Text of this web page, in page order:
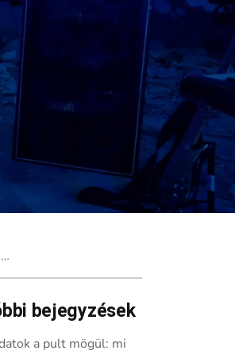
bejegyzések
a pult mögül: mi